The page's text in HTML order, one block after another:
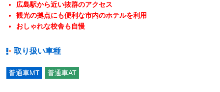
広島駅から近い抜群のアクセス
観光の拠点にも便利な市内のホテルを利用
おしゃれな校舎も自慢
取り扱い車種
普通車MT 普通車AT